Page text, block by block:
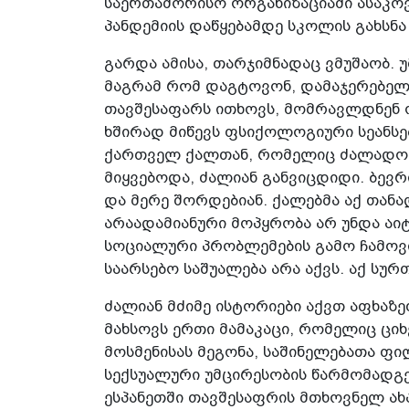
პანდემიის დაწყებამდე სკოლის
გარდა ამისა, თარჯიმნადაც
მაგრამ რომ დაგტოვონ,
თავშესაფარს ითხოვს, მომრავლდნენ
ხშირად მიწევს ფსიქოლოგიური
ქართველ ქალთან, რომელიც
მიყვებოდა, ძალიან განვიცდიდი.
და მერე შორდებიან. ქალებმა აქ
არაადამიანური მოპყრობა არ უნდა
სოციალური პრობლემების გამო
საარსებო საშუალება არა აქვს. აქ
ძალიან მძიმე ისტორიები აქვთ
მახსოვს ერთი მამაკაცი, რომელიც
მოსმენისას მეგონა, საშინელებათა
სექსუალური უმცირესობის
ესპანეთში თავშესაფრის მთხოვნელ